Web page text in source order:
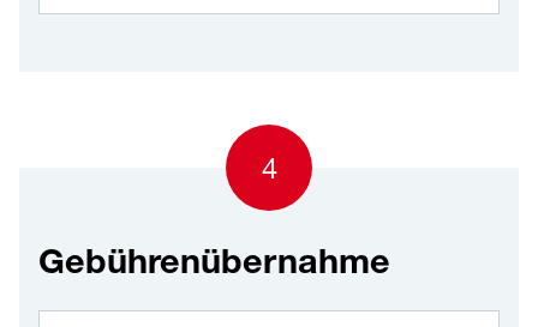
4
Gebührenübernahme